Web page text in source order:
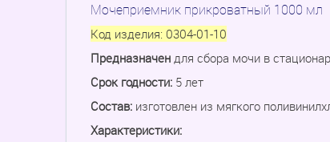
Мочеприемник прикроватный 1000 мл
Код изделия: 0304-01-10
Предназначен для сбора мочи в
Срок годности: 5 лет
Состав: изготовлен из мягкого
Характеристики: